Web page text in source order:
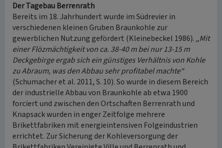
Der Tagebau Berrenrath
Bereits im 18. Jahrhundert wurde im Südrevier in
verschiedenen kleinen Gruben Braunkohle zur
gewerblichen Nutzung gefördert (Kleinebeckel 1986). „Mit
einer Flözmächtigkeit von ca. 38-40 m bei nur 13-15 m
Deckgebirge ergab sich ein günstiges Verhältnis von Kohle
zu Abraum, was den Abbau sehr profitabel machte“
(Schumacher et al. 2011, S. 10). So wurde in diesem Bereich
der industrielle Abbau von Braunkohle ab etwa 1900
forciert und zwischen den Ortschaften Berrenrath und
Knapsack wurden in enger Zeitfolge mehrere
Brikettfabriken mit energieintensiven Folgeindustrien
errichtet. Zur Sicherung der Kohleversorgung der